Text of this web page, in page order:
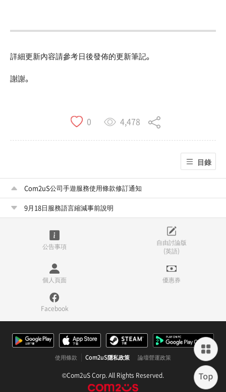
詳細更新內容請參考日後發佈的更新筆記。
謝謝。
0 4,478
目錄
Com2uS公司手遊服務使用條款修訂通知
9月18日服務語言縮減事前說明
公告事項
自由討論版
(英語)
個人頁面 優惠券
Facebook
使用條款 Com2uS隱私政策 論壇營運政策
©Com2uS Corp. All Rights Reserved.